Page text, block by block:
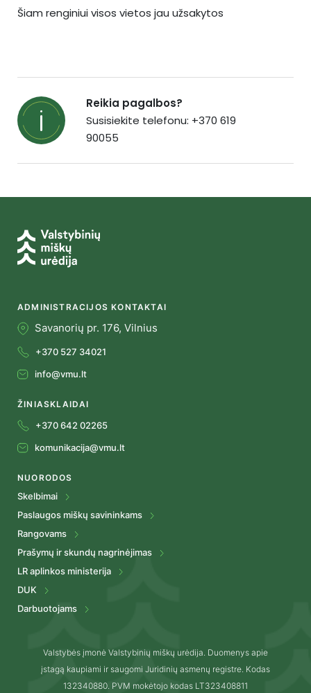
Šiam renginiui visos vietos jau užsakytos
Reikia pagalbos?
Susisiekite telefonu: +370 619
90055
ADMINISTRACIJOS KONTAKTAI
Savanorių pr. 176, Vilnius
+370 527 34021
info@vmu.lt
ŽINIASKLAIDAI
+370 642 02265
komunikacija@vmu.lt
NUORODOS
Skelbimai
Paslaugos miškų savininkams
Rangovams
Prašymų ir skundų nagrinėjimas
LR aplinkos ministerija
DUK
Darbuotojams
Valstybės įmonė Valstybinių miškų urėdija. Duomenys apie
įstagą kaupiami ir saugomi Juridinių asmenų registre. Kodas
132340880. PVM mokėtojo kodas LT323408811